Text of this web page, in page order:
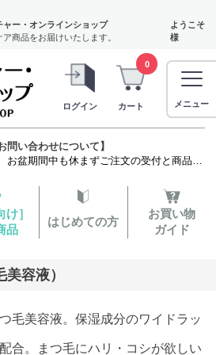
ャー・オンラインショップ
商品をお届けいたします。
ようこそ
様
ログイン
0
カート メニュー
問い合わせについて】
オンラインショップは、お盆期間中も休まずご注文の受付と商品の発送をいたします。ただし、発毛剤（第1類医薬品）に関しましては、質問票を確認する薬剤師がお休みをいただくため商品のお申し込みから発送までお時間を要します。お客様には大変ご迷惑をお掛けいたしますが、よろしくお願い申し上げます。
け］
品
はじめての方
お買い物
ガイド
容液）
毛美容液。保湿成分のワイドラッ
合。まつ毛にハリ・コシが欲しい